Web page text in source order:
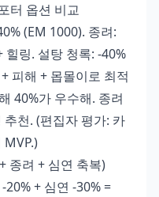
터 옵션 비교
(EM 1000). 종려:
힐링. 설탕 청록: -40%
피해 + 몹몰이로 최적
40%가 우수해. 종려
천. (편집자 평가: 카
종려 + 심연 축복)
20% + 심연 -30% =